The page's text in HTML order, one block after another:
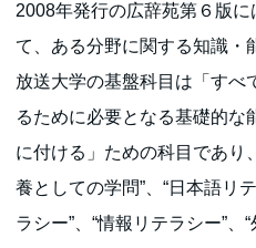
2008年発行の広辞苑第６版
て、ある分野に関する知識・
放送大学の基盤科目は「すべ
るために必要となる基礎的な
に付ける」ための科目であり
養としての学問”、“日本語リ
ラシー”、“情報リテラシー”、